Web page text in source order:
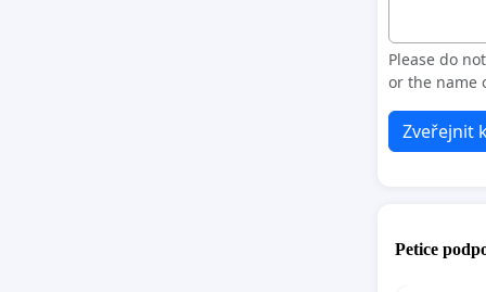
Please do
or the name
Zveřejnit
Petice